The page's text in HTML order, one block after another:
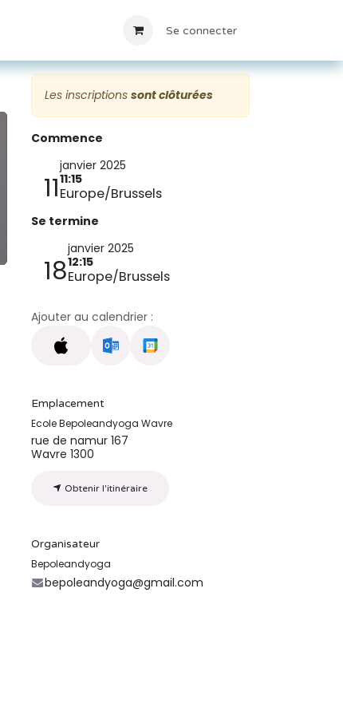
Se connecter
Les inscriptions sont clôturées
Commence
11
janvier 2025
11:15
Europe/Brussels
Se termine
18
janvier 2025
12:15
Europe/Brussels
Ajouter au calendrier :
Emplacement
Ecole Bepoleandyoga Wavre
rue de namur 167
Wavre 1300
Obtenir l'itinéraire
Organisateur
Bepoleandyoga
bepoleandyoga@gmail.com